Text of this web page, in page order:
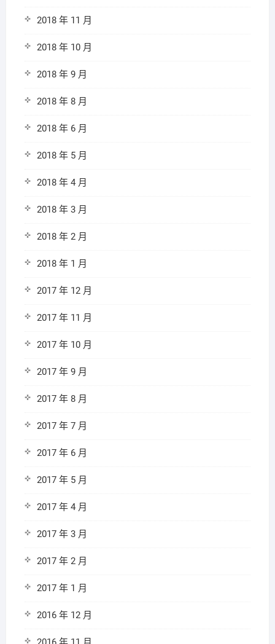
2018 年 11 月
2018 年 10 月
2018 年 9 月
2018 年 8 月
2018 年 6 月
2018 年 5 月
2018 年 4 月
2018 年 3 月
2018 年 2 月
2018 年 1 月
2017 年 12 月
2017 年 11 月
2017 年 10 月
2017 年 9 月
2017 年 8 月
2017 年 7 月
2017 年 6 月
2017 年 5 月
2017 年 4 月
2017 年 3 月
2017 年 2 月
2017 年 1 月
2016 年 12 月